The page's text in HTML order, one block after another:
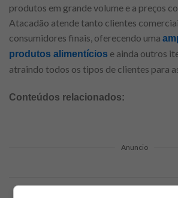
produtos em grande volume e a preços
Atacadão atende tanto clientes
consumidores finais, oferecendo uma
produtos alimentícios e ainda outros
atraindo todos os tipos de clientes para
Conteúdos relacionados:
Anuncio